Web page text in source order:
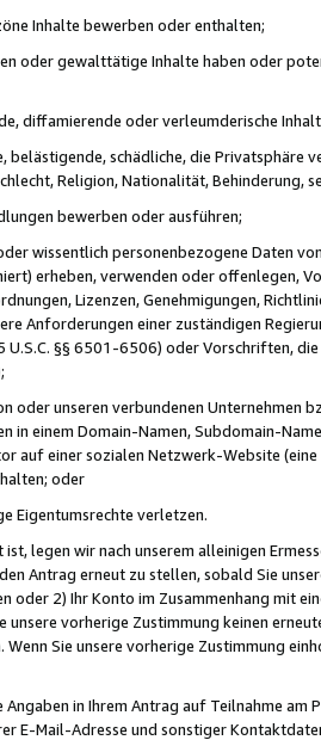
Inhalte bewerben oder enthalten;
oder gewalttätige Inhalte haben oder
diffamierende oder verleumderische
belästigende, schädliche, die Privatsphäre
Religion, Nationalität, Behinderung,
bewerben oder ausführen;
wissentlich personenbezogene Daten
erheben, verwenden oder offenlegen,
Lizenzen, Genehmigungen,
Anforderungen einer zuständigen
U.S.C. §§ 6501-6506) oder Vorschriften,
oder unseren verbundenen Unternehmen
in einem Domain-Namen, Subdomain-
auf einer sozialen Netzwerk-Website
oder
Eigentumsrechte verletzen.
legen wir nach unserem alleinigen
Antrag erneut zu stellen, sobald Sie
oder 2) Ihr Konto im Zusammenhang mit
unsere vorherige Zustimmung keinen
Wenn Sie unsere vorherige Zustimmung
Angaben in Ihrem Antrag auf Teilnahme
E-Mail-Adresse und sonstiger